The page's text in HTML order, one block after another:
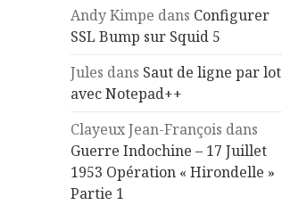
Andy Kimpe dans Configurer
SSL Bump sur Squid 5
Jules dans Saut de ligne par lot
avec Notepad++
Clayeux Jean-François dans
Guerre Indochine – 17 Juillet
1953 Opération « Hirondelle »
Partie 1